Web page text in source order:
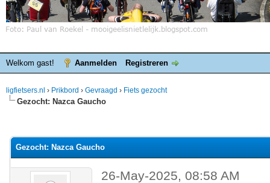
Welkom gast! Aanmelden Registreren
ligfietsers.nl › Prikbord › Gevraagd › Fiets gezocht
Gezocht: Nazca Gaucho
Gezocht: Nazca Gaucho
26-May-2025, 08:58 AM